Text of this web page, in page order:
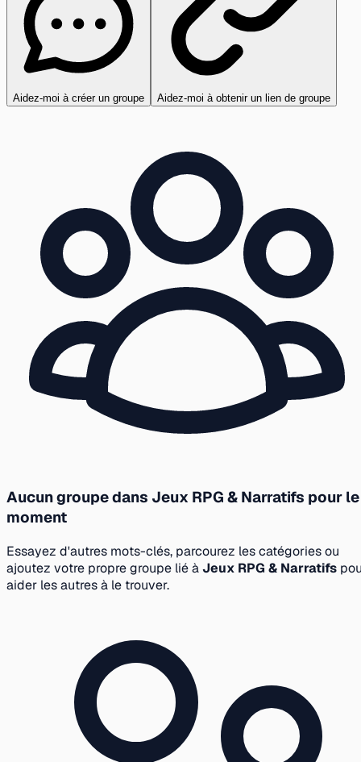
Aidez-moi à créer un groupe Aidez-moi à obtenir un lien de groupe
Aucun groupe dans Jeux RPG & Narratifs pour le
moment
Essayez d'autres mots-clés, parcourez les catégories ou
ajoutez votre propre groupe lié àJeux RPG & Narratifs
aider les autres à le trouver.